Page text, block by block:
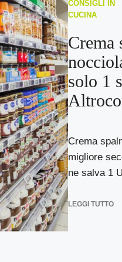
CONSIGLI IN
CUCINA
Crema
solo 1
Crema
migliore
ne salva 1
LEGGI TUTTO